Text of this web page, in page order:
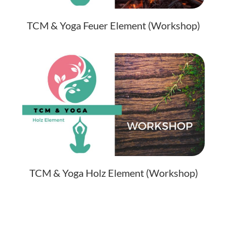
TCM & Yoga Feuer Element (Workshop)
TCM & Yoga Holz Element (Workshop)